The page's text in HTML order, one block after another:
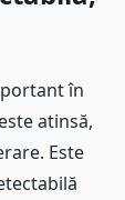
în
atinsă,
Este